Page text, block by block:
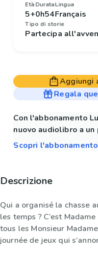
Età
5+
Durata
0h54
Lingua
Français
Tipo di storie
Partecipa
Aggiungi
Regala
Con l'abbonamento
nuovo audiolibro a
Scopri l'abbonamento
Descrizione
Qui a organisé la chasse
les temps ? C’est
tous les Monsieur
journée de jeux qui